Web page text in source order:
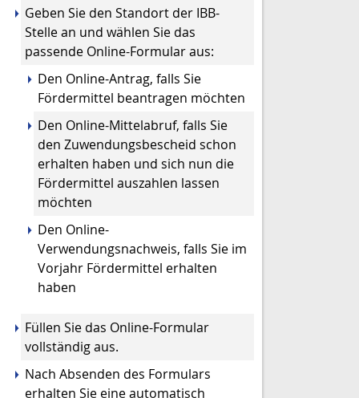
Geben Sie den Standort der IBB-
Stelle an und wählen Sie das
passende Online-Formular aus:
Den Online-Antrag, falls Sie
Fördermittel beantragen möchten
Den Online-Mittelabruf, falls Sie
den Zuwendungsbescheid schon
erhalten haben und sich nun die
Fördermittel auszahlen lassen
möchten
Den Online-
Verwendungsnachweis, falls Sie im
Vorjahr Fördermittel erhalten
haben
Füllen Sie das Online-Formular
vollständig aus.
Nach Absenden des Formulars
erhalten Sie eine automatisch